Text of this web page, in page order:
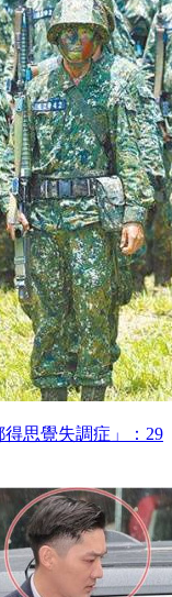
思覺失調症」：29